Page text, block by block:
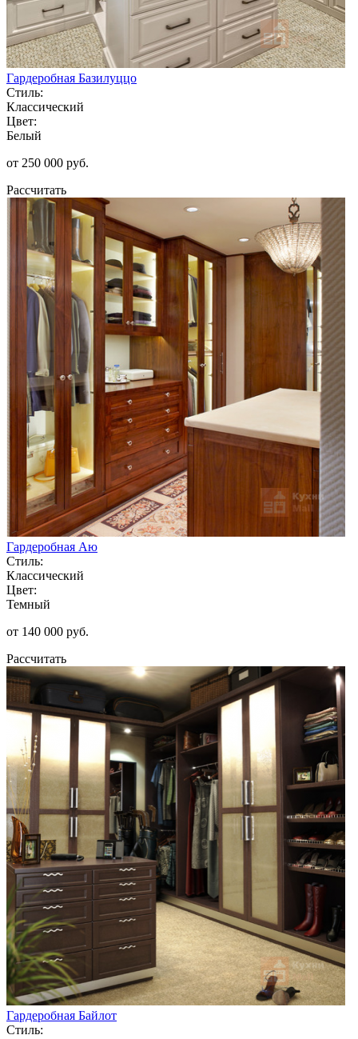
Гардеробная Базилуццо
Стиль:
Классический
Цвет:
Белый
от 250 000 руб.
Рассчитать
Гардеробная Аю
Стиль:
Классический
Цвет:
Темный
от 140 000 руб.
Рассчитать
Гардеробная Байлот
Стиль: